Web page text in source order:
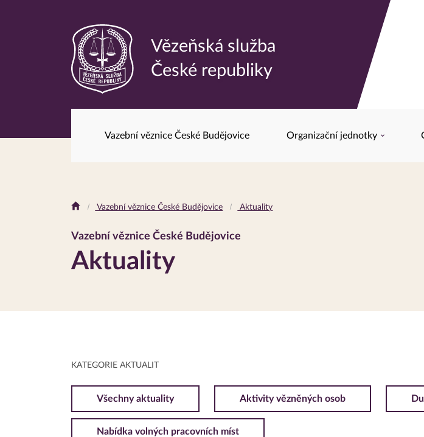
Odkaz
na
Vězeňská služba
České republiky
Vazební věznice České Budějovice Organizační jednotky
Drobečková
Vazební věznice České Budějovice Aktuality
Vazební věznice České Budějovice
Aktuality
KATEGORIE AKTUALIT
Všechny aktuality Aktivity vězněných osob
Nabídka volných pracovních míst